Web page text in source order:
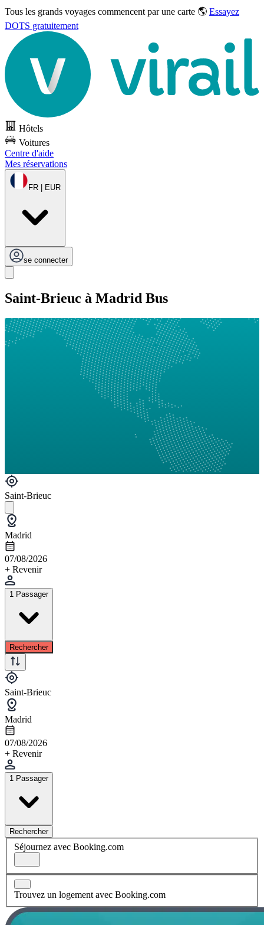
Tous les grands voyages commencent par une carte 🌎 Essayez
DOTS gratuitement
Hôtels
Voitures
Centre d'aide
Mes réservations
FR | EUR
se connecter
Saint-Brieuc à Madrid Bus
Saint-Brieuc
Madrid
07/08/2026
+ Revenir
1 Passager
Rechercher
Saint-Brieuc
Madrid
07/08/2026
+ Revenir
1 Passager
Rechercher
Séjournez avec Booking.com
Trouvez un logement avec Booking.com